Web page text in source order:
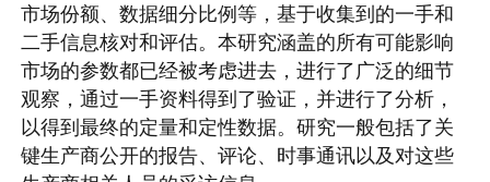
市场份额、数据细分比例等，基于收集到的一手和
二手信息核对和评估。本研究涵盖的所有可能影响
市场的参数都已经被考虑进去，进行了广泛的细节
观察，通过一手资料得到了验证，并进行了分析，
以得到最终的定量和定性数据。研究一般包括了关
键生产商公开的报告、评论、时事通讯以及对这些